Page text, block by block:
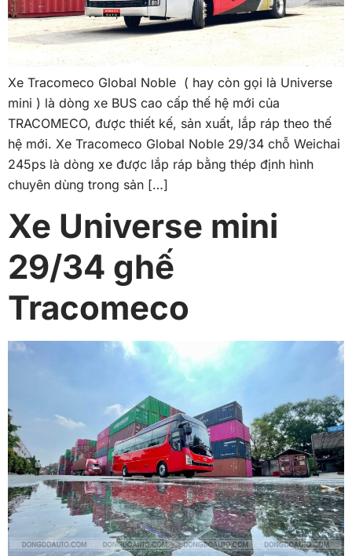
Xe Tracomeco Global Noble ( hay còn gọi là Universe
mini ) là dòng xe BUS cao cấp thế hệ mới của
TRACOMECO, được thiết kế, sản xuất, lắp ráp theo thế
hệ mới. Xe Tracomeco Global Noble 29/34 chỗ Weichai
245ps là dòng xe được lắp ráp bằng thép định hình
chuyên dùng trong sản […]
Xe Universe mini
29/34 ghế
Tracomeco